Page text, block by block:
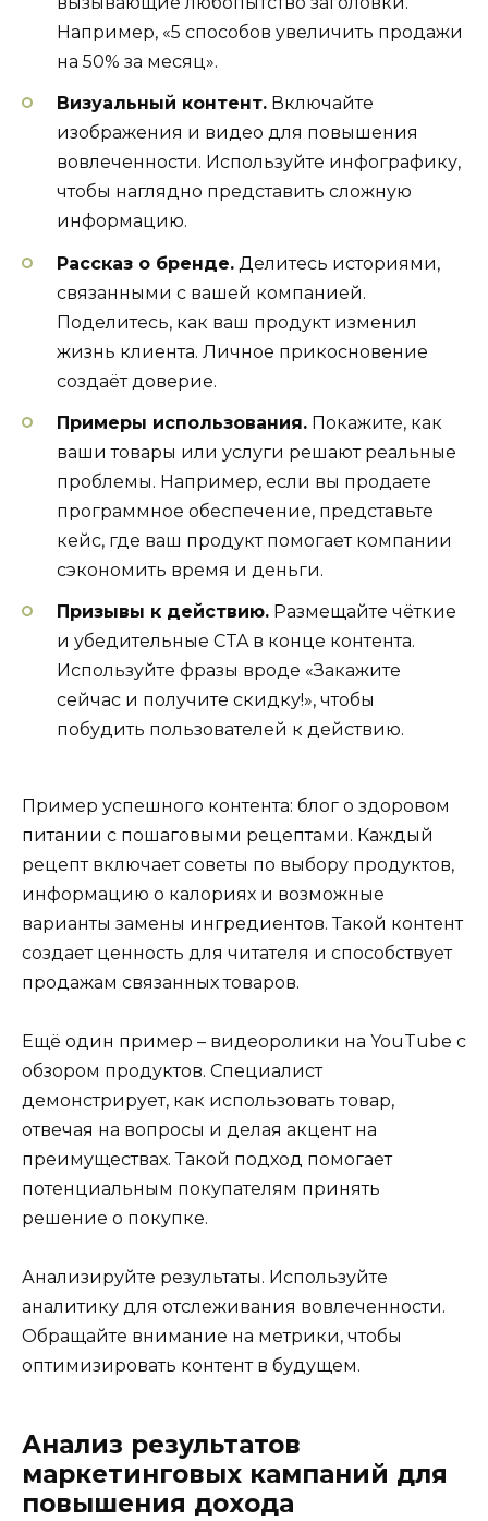
Например, «5 способов увеличить продажи
на 50% за месяц».
Визуальный контент. Включайте
изображения и видео для повышения
вовлеченности. Используйте инфографику,
чтобы наглядно представить сложную
информацию.
Рассказ о бренде. Делитесь историями,
связанными с вашей компанией.
Поделитесь, как ваш продукт изменил
жизнь клиента. Личное прикосновение
создаёт доверие.
Примеры использования. Покажите, как
ваши товары или услуги решают реальные
проблемы. Например, если вы продаете
программное обеспечение, представьте
кейс, где ваш продукт помогает компании
сэкономить время и деньги.
Призывы к действию. Размещайте чёткие
и убедительные CTA в конце контента.
Используйте фразы вроде «Закажите
сейчас и получите скидку!», чтобы
побудить пользователей к действию.
Пример успешного контента: блог о здоровом
питании с пошаговыми рецептами. Каждый
рецепт включает советы по выбору продуктов,
информацию о калориях и возможные
варианты замены ингредиентов. Такой контент
создает ценность для читателя и способствует
продажам связанных товаров.
Ещё один пример – видеоролики на YouTube с
обзором продуктов. Специалист
демонстрирует, как использовать товар,
отвечая на вопросы и делая акцент на
преимуществах. Такой подход помогает
потенциальным покупателям принять
решение о покупке.
Анализируйте результаты. Используйте
аналитику для отслеживания вовлеченности.
Обращайте внимание на метрики, чтобы
оптимизировать контент в будущем.
Анализ результатов
маркетинговых кампаний для
повышения дохода